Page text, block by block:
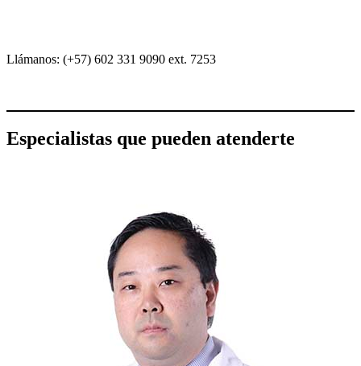
Llámanos: (+57) 602 331 9090 ext. 7253
Especialistas que pueden atenderte